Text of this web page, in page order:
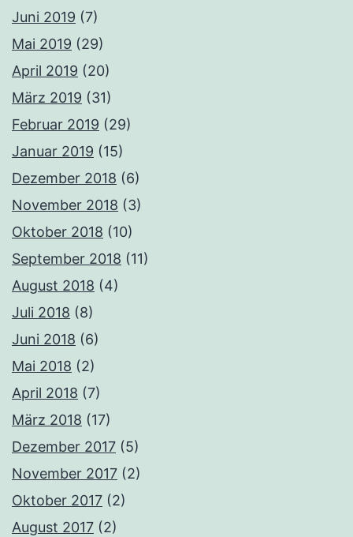
Juni 2019 (7)
Mai 2019 (29)
April 2019 (20)
März 2019 (31)
Februar 2019 (29)
Januar 2019 (15)
Dezember 2018 (6)
November 2018 (3)
Oktober 2018 (10)
September 2018 (11)
August 2018 (4)
Juli 2018 (8)
Juni 2018 (6)
Mai 2018 (2)
April 2018 (7)
März 2018 (17)
Dezember 2017 (5)
November 2017 (2)
Oktober 2017 (2)
August 2017 (2)